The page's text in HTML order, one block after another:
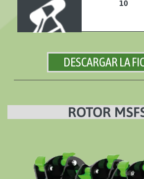
10
DESCARGAR LA
ROTOR